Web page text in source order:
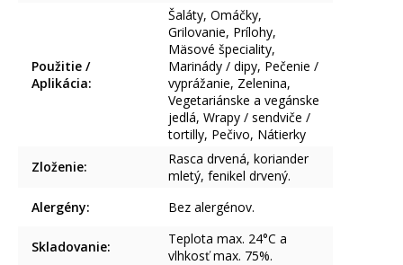
Použitie /
Aplikácia:
Šaláty, Omáčky,
Grilovanie, Prílohy,
Mäsové špeciality,
Marinády / dipy, Pečenie /
vyprážanie, Zelenina,
Vegetariánske a vegánske
jedlá, Wrapy / sendviče /
tortilly, Pečivo, Nátierky
Zloženie:
Rasca drvená, koriander
mletý, fenikel drvený.
Alergény: Bez alergénov.
Skladovanie:
Teplota max. 24°C a
vlhkosť max. 75%.